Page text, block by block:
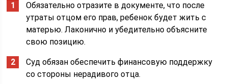
Обязательно отразите в документе, что после
утраты отцом его прав, ребенок будет жить с
матерью. Лаконично и убедительно объясните
свою позицию.
Суд обязан обеспечить финансовую поддержку
со стороны нерадивого отца.